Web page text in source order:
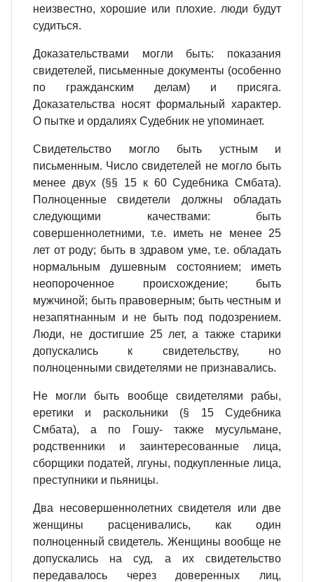
неизвестно, хорошие или плохие. люди будут
судиться.
Доказательствами могли быть: показания
свидетелей, письменные документы (особенно
по гражданским делам) и присяга.
Доказательства носят формальный характер.
О пытке и ордалиях Судебник не упоминает.
Свидетельство могло быть устным и
письменным. Число свидетелей не могло быть
менее двух (§§ 15 к 60 Судебника Смбата).
Полноценные свидетели должны обладать
следующими качествами: быть
совершеннолетними, т.е. иметь не менее 25
лет от роду; быть в здравом уме, т.е. обладать
нормальным душевным состоянием; иметь
неопороченное происхождение; быть
мужчиной; быть правоверным; быть честным и
незапятнанным и не быть под подозрением.
Люди, не достигшие 25 лет, а также старики
допускались к свидетельству, но
полноценными свидетелями не признавались.
Не могли быть вообще свидетелями рабы,
еретики и раскольники (§ 15 Судебника
Смбата), а по Гошу‑ также мусульмане,
родственники и заинтересованные лица,
сборщики податей, лгуны, подкупленные лица,
преступники и пьяницы.
Два несовершеннолетних свидетеля или две
женщины расценивались, как один
полноценный свидетель. Женщины вообще не
допускались на суд, а их свидетельство
передавалось через доверенных лиц,